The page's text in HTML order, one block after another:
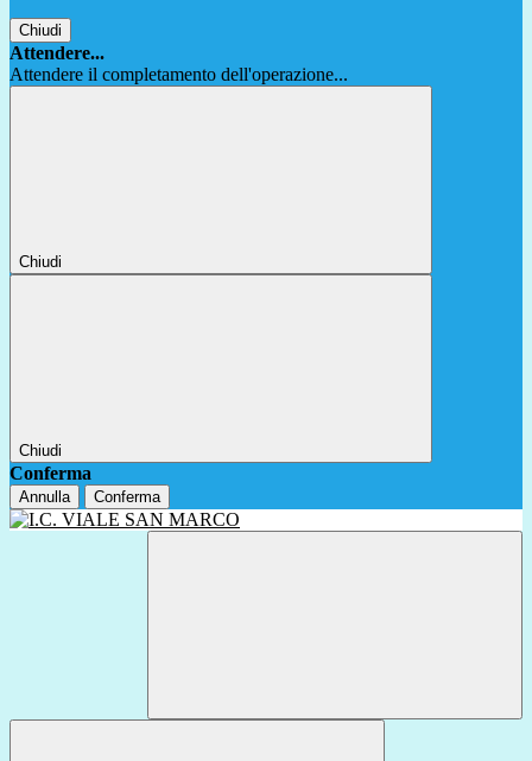
Chiudi
Attendere...
Attendere il completamento dell'operazione...
Chiudi
Chiudi
Conferma
Annulla Conferma